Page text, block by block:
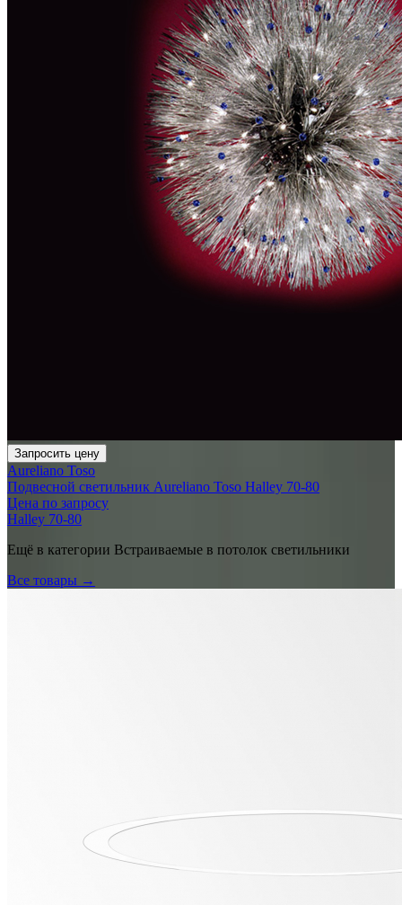
Запросить цену
Aureliano Toso
Подвесной светильник Aureliano Toso Halley 70-80
Цена по запросу
Halley 70-80
Ещё в категории Встраиваемые в потолок светильники
Все товары →